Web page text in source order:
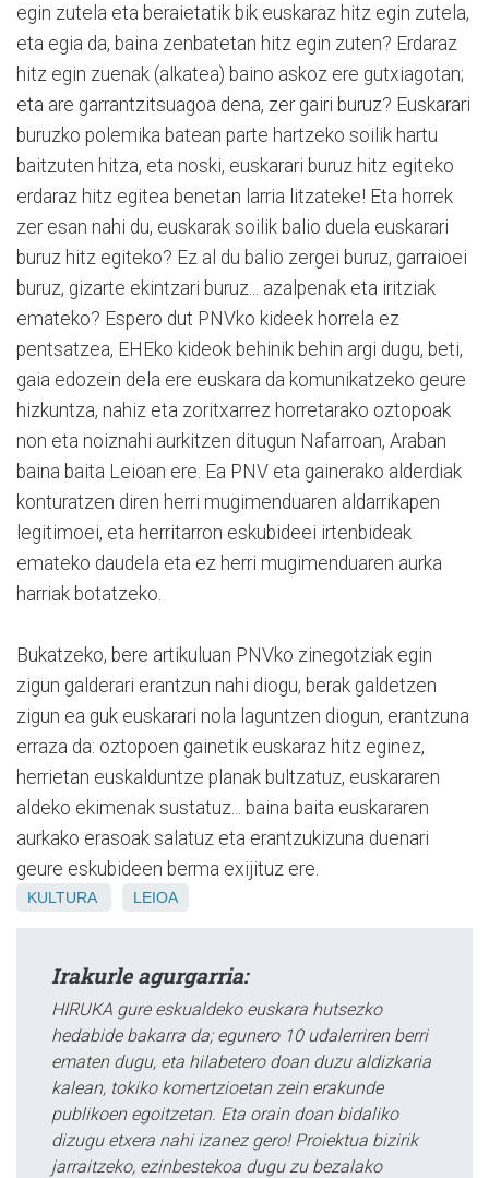
egin zutela eta beraietatik bik euskaraz hitz egin zutela,
eta egia da, baina zenbatetan hitz egin zuten? Erdaraz
hitz egin zuenak (alkatea) baino askoz ere gutxiagotan;
eta are garrantzitsuagoa dena, zer gairi buruz? Euskarari
buruzko polemika batean parte hartzeko soilik hartu
baitzuten hitza, eta noski, euskarari buruz hitz egiteko
erdaraz hitz egitea benetan larria litzateke! Eta horrek
zer esan nahi du, euskarak soilik balio duela euskarari
buruz hitz egiteko? Ez al du balio zergei buruz, garraioei
buruz, gizarte ekintzari buruz... azalpenak eta iritziak
emateko? Espero dut PNVko kideek horrela ez
pentsatzea, EHEko kideok behinik behin argi dugu, beti,
gaia edozein dela ere euskara da komunikatzeko geure
hizkuntza, nahiz eta zoritxarrez horretarako oztopoak
non eta noiznahi aurkitzen ditugun Nafarroan, Araban
baina baita Leioan ere. Ea PNV eta gainerako alderdiak
konturatzen diren herri mugimenduaren aldarrikapen
legitimoei, eta herritarron eskubideei irtenbideak
emateko daudela eta ez herri mugimenduaren aurka
harriak botatzeko.
Bukatzeko, bere artikuluan PNVko zinegotziak egin
zigun galderari erantzun nahi diogu, berak galdetzen
zigun ea guk euskarari nola laguntzen diogun, erantzuna
erraza da: oztopoen gainetik euskaraz hitz eginez,
herrietan euskalduntze planak bultzatuz, euskararen
aldeko ekimenak sustatuz... baina baita euskararen
aurkako erasoak salatuz eta erantzukizuna duenari
geure eskubideen berma exijituz ere.
KULTURA LEIOA
Irakurle agurgarria:
HIRUKA gure eskualdeko euskara hutsezko
hedabide bakarra da; egunero 10 udalerriren berri
ematen dugu, eta hilabetero doan duzu aldizkaria
kalean, tokiko komertzioetan zein erakunde
publikoen egoitzetan. Eta orain doan bidaliko
dizugu etxera nahi izanez gero! Proiektua bizirik
jarraitzeko, ezinbestekoa dugu zu bezalako